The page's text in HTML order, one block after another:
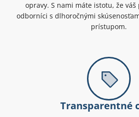
opravy. S nami máte istotu, že
odborníci s dlhoročnými
prístupom.
Transparentné